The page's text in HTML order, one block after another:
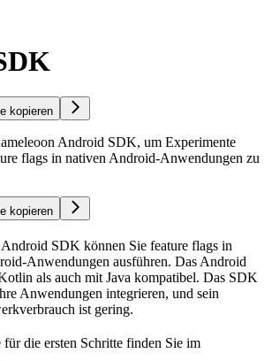
kopieren
Android SDK, um Experimente
flags in nativen Android-Anwendungen zu
kopieren
SDK können Sie feature flags in
Anwendungen ausführen. Das Android
als auch mit Java kompatibel. Das SDK
Anwendungen integrieren, und sein
ist gering.
die ersten Schritte finden Sie im